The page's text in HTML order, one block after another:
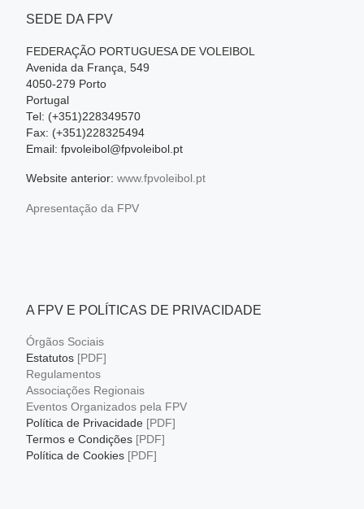
SEDE DA FPV
FEDERAÇÃO PORTUGUESA DE VOLEIBOL
Avenida da França, 549
4050-279 Porto
Portugal
Tel: (+351)228349570
Fax: (+351)228325494
Email: fpvoleibol@fpvoleibol.pt
Website anterior: www.fpvoleibol.pt
Apresentação da FPV
A FPV E POLÍTICAS DE PRIVACIDADE
Órgãos Sociais
Estatutos [PDF]
Regulamentos
Associações Regionais
Eventos Organizados pela FPV
Política de Privacidade [PDF]
Termos e Condições [PDF]
Política de Cookies [PDF]